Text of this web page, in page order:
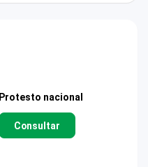
Protesto nacional
Consultar